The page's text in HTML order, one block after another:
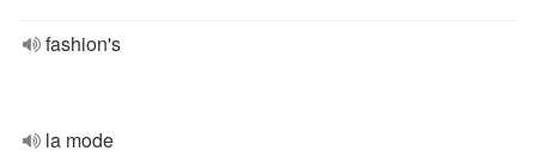
fashion's
la mode